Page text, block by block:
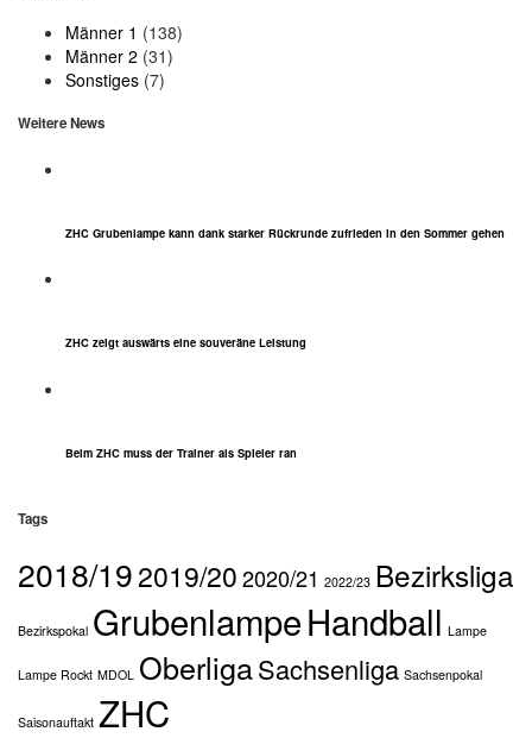
Männer 1 (138)
Männer 2 (31)
Sonstiges (7)
Weitere News
ZHC Grubenlampe kann dank starker Rückrunde zufrieden in den Sommer gehen
ZHC zeigt auswärts eine souveräne Leistung
Beim ZHC muss der Trainer als Spieler ran
Tags
2018/192019/202020/21 2022/23 Bezirksliga
Bezirkspokal GrubenlampeHandball Lampe
Lampe Rockt MDOL OberligaSachsenliga Sachsenpokal
Saisonauftakt ZHC